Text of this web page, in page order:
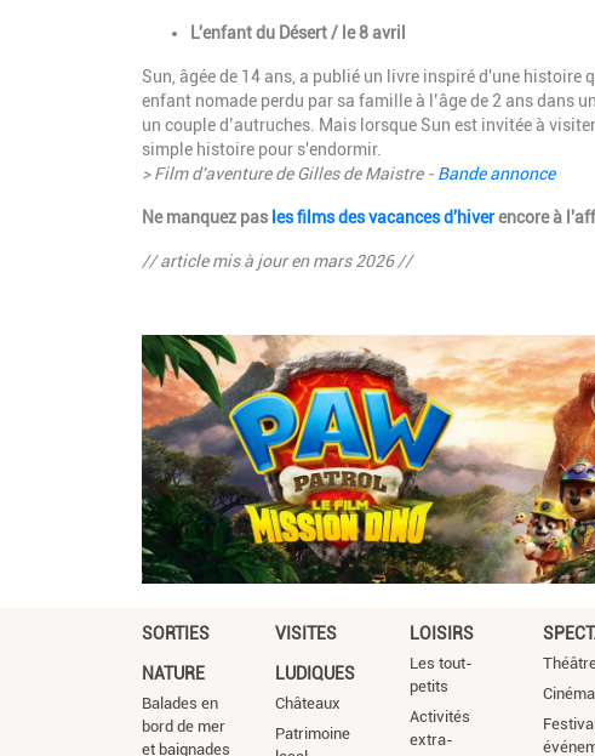
DescriptionL'enfant du Désert / le 8 avril
Sun, âgée de 14 ans, a publié un livre inspiré d'une
enfant nomade perdu par sa famille à l’âge de 2 ans dans
un couple d’autruches. Mais lorsque Sun est invitée à
simple histoire pour s'endormir.
> Film d'aventure de Gilles de Maistre -Bande annonce
Ne manquez pas les films des vacances d'hiverencore à
// article mis à jour en mars 2026 //
SORTIES
NATURE
Balades en
bord de mer
et baignades
VISITES
LUDIQUES
Châteaux
Patrimoine
LOISIRS
Les tout-
petits
Activités
extra-